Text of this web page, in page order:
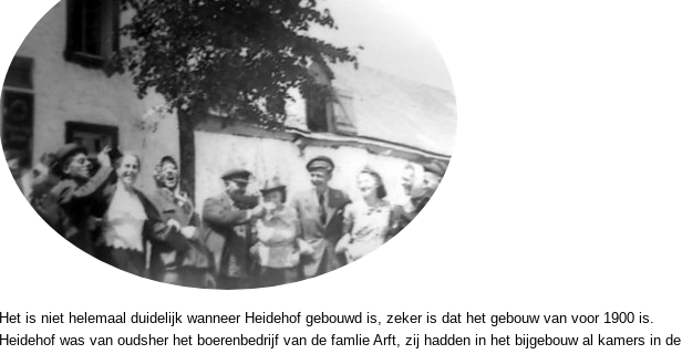
Het is niet helemaal duidelijk wanneer Heidehof gebouwd is, zeker is dat het gebouw van voor 1900 is.
Heidehof was van oudsher het boerenbedrijf van de famlie Arft, zij hadden in het bijgebouw al kamers in de